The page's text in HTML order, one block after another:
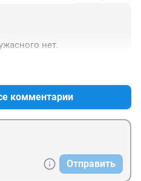
нет.
комментарии
Отправить